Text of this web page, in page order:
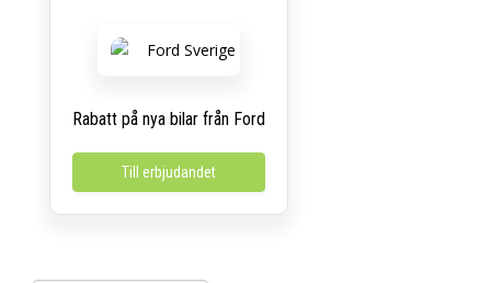
Rabatt på nya bilar från Ford
Till erbjudandet